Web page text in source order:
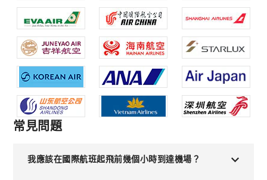
常見問題
我應該在國際航班起飛前幾個小時到達機場？